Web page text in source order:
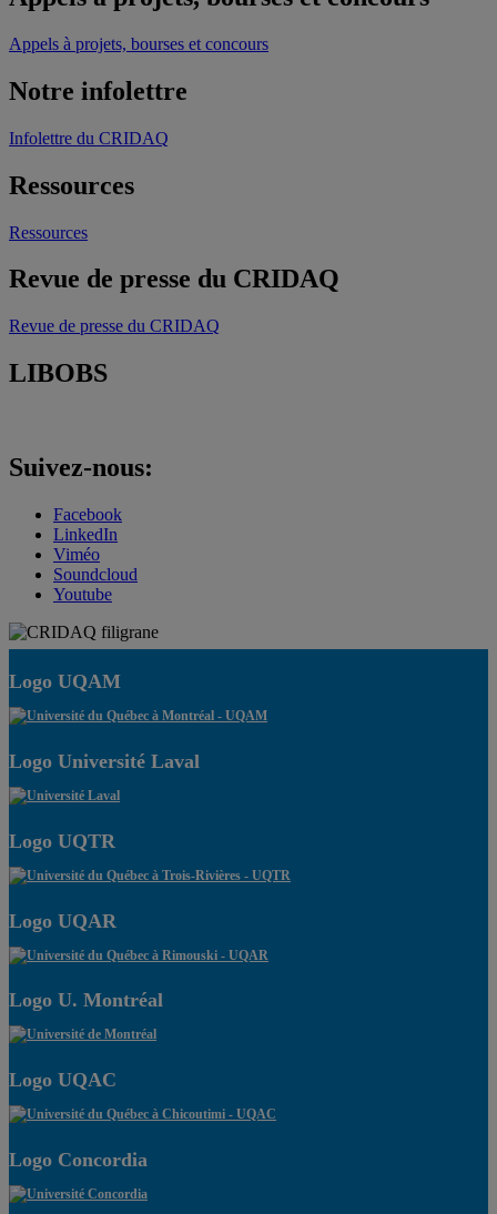
Appels à projets, bourses et concours
Notre infolettre
Infolettre du CRIDAQ
Ressources
Ressources
Revue de presse du CRIDAQ
Revue de presse du CRIDAQ
LIBOBS
Suivez-nous:
Facebook
LinkedIn
Viméo
Soundcloud
Youtube
Logo UQAM
Logo Université Laval
Logo UQTR
Logo UQAR
Logo U. Montréal
Logo UQAC
Logo Concordia